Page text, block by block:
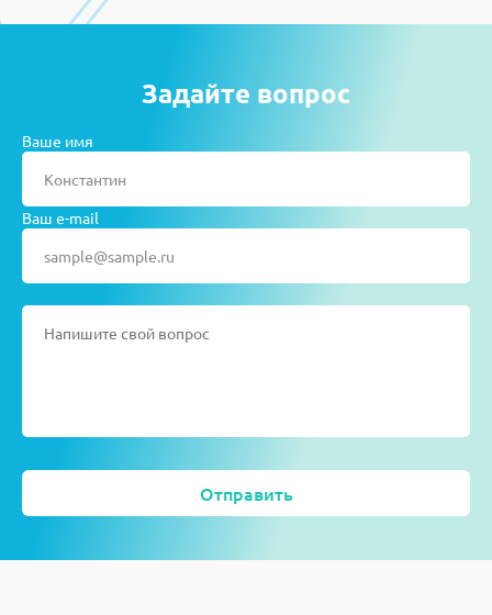
Задайте вопрос
Ваше имя
Ваш e-mail
Отправить